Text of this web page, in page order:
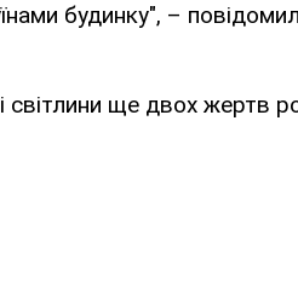
будинку", –
ще двох жертв